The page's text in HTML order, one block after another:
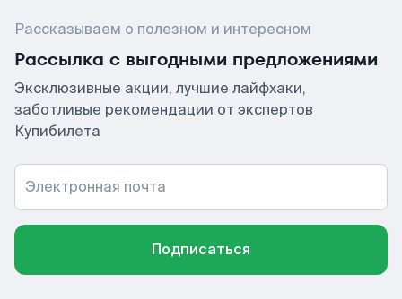
Рассказываем о полезном и интересном
Рассылка с выгодными предложениями
Эксклюзивные акции, лучшие лайфхаки,
заботливые рекомендации от экспертов
Купибилета
Электронная почта
Подписаться